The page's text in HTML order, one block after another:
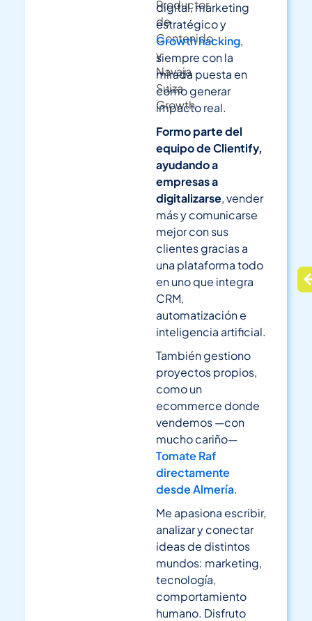
Productor
de
Contenido
y
Navaja
Suiza
Growth
digital, marketing
estratégico y
Growth hacking,
siempre con la
mirada puesta en
cómo generar
impacto real.
Formo parte del
equipo de Clientify,
ayudando a
empresas a
digitalizarse, vender
más y comunicarse
mejor con sus
clientes gracias a
una plataforma todo
en uno que integra
CRM,
automatización e
inteligencia artificial.
También gestiono
proyectos propios,
como un
ecommerce donde
vendemos —con
mucho cariño—
Tomate Raf
directamente
desde Almería.
Me apasiona escribir,
analizar y conectar
ideas de distintos
mundos: marketing,
tecnología,
comportamiento
humano. Disfruto